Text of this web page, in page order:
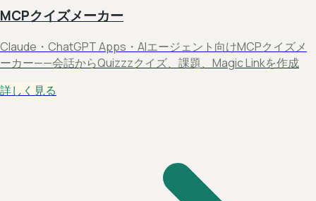
MCPクイズメーカー
Claude・ChatGPT Apps・AIエージェント向けMCPクイズメ
ーカー——会話からQuizzzクイズ、課題、Magic Linkを作成
詳しく見る